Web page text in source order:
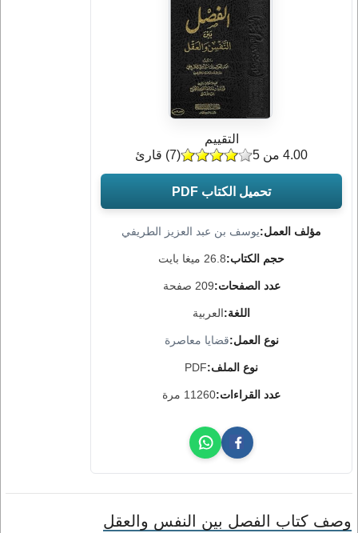
مؤلف العمل:يوسف بن عبد العزيز الطريفي
حجم الكتاب:26.8 ميغا بايت
عدد الصفحات:209 صفحة
اللغة:العربية
نوع العمل:قضايا معاصرة
نوع الملف:PDF
عدد القراءات:11260 مرة
التقييم
(
7) قارئ 4.00 من 5
تحميل الكتاب PDF
وصف كتاب الفصل بين النفس والعقل